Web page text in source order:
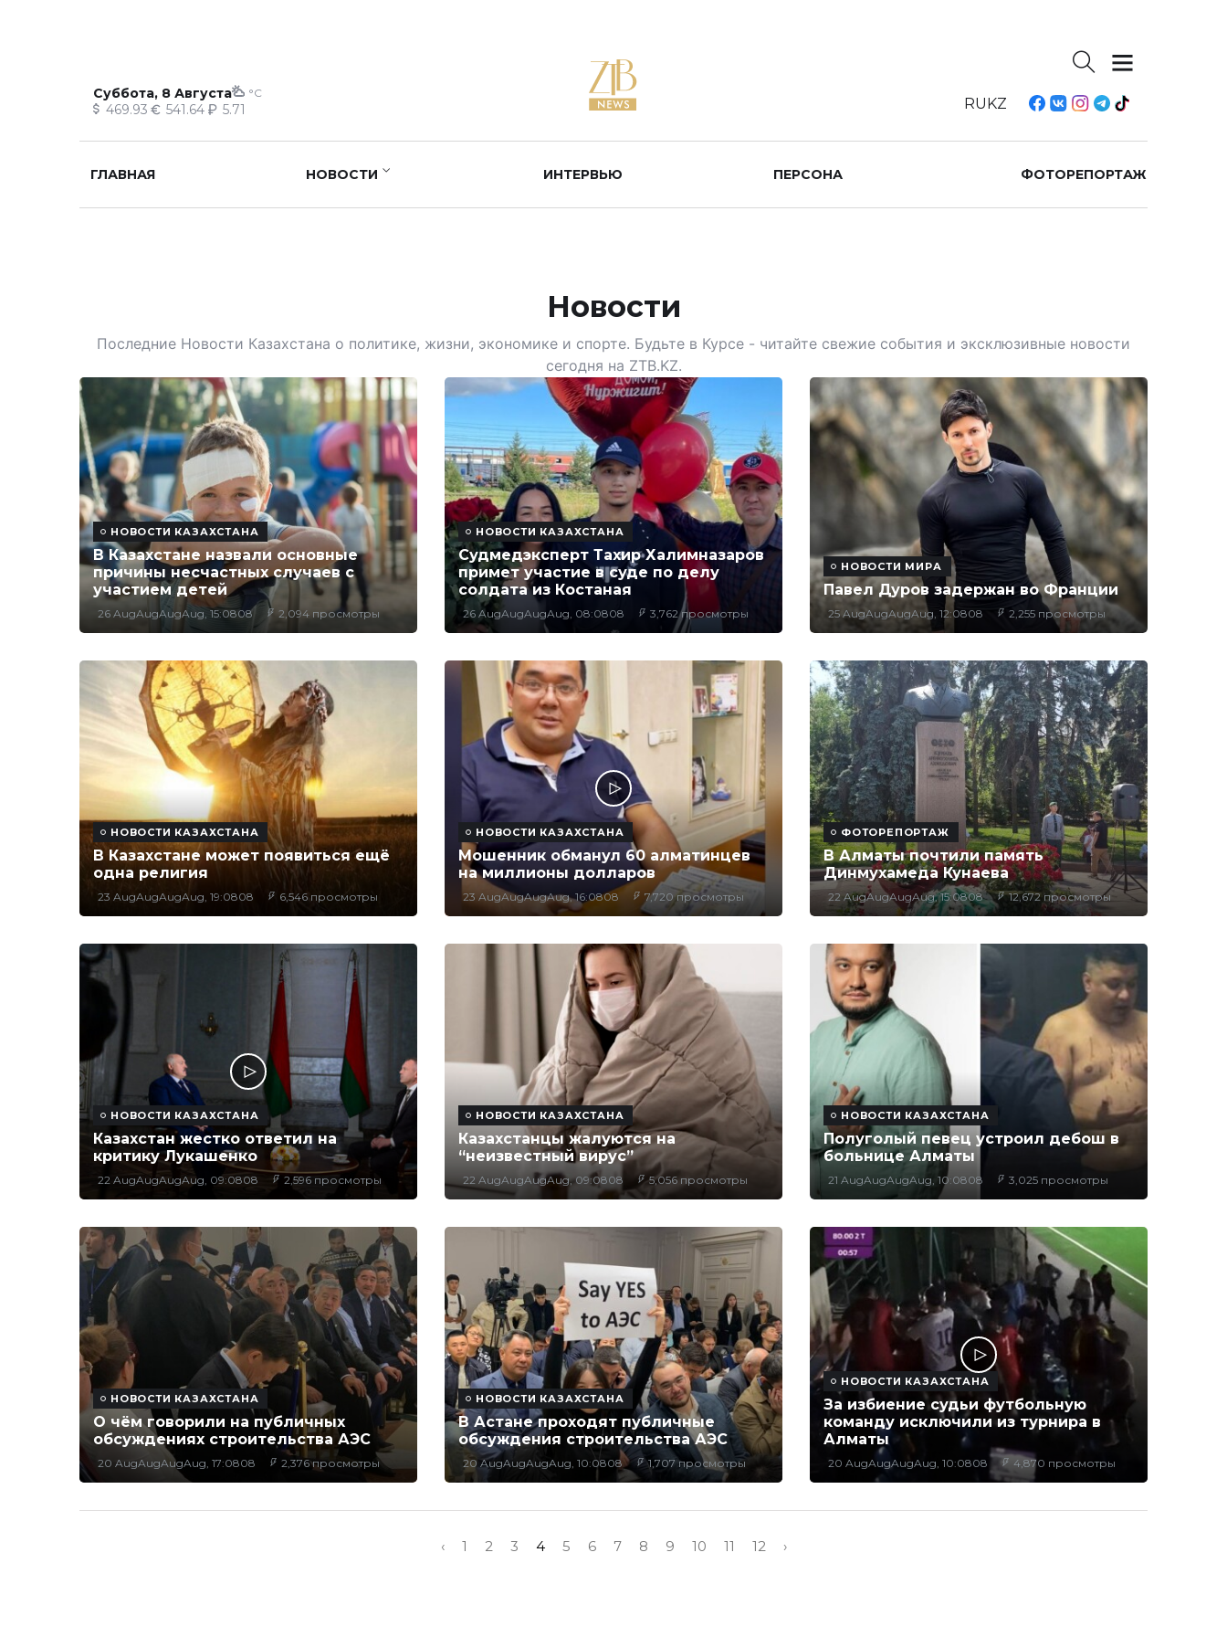
Суббота, 8 Августа °C
469.93 541.64 5.71 RUKZ
ГЛАВНАЯ НОВОСТИ ИНТЕРВЬЮ ПЕРСОНА ФОТОРЕПОРТАЖ
Новости
Последние Новости Казахстана о политике, жизни, экономике и спорте. Будьте в Курсе - читайте свежие события и эксклюзивные новости
сегодня на ZTB.KZ.
НОВОСТИ КАЗАХСТАНА
В Казахстане назвали основные
причины несчастных случаев с
участием детей
26 AugAugAugAug, 15:0808 2,094 просмотры
НОВОСТИ КАЗАХСТАНА
Судмедэксперт Тахир Халимназаров
примет участие в суде по делу
солдата из Костаная
26 AugAugAugAug, 08:0808 3,762 просмотры
НОВОСТИ МИРА
Павел Дуров задержан во Франции
25 AugAugAugAug, 12:0808 2,255 просмотры
НОВОСТИ КАЗАХСТАНА
В Казахстане может появиться ещё
одна религия
23 AugAugAugAug, 19:0808 6,546 просмотры
НОВОСТИ КАЗАХСТАНА
Мошенник обманул 60 алматинцев
на миллионы долларов
23 AugAugAugAug, 16:0808 7,720 просмотры
ФОТОРЕПОРТАЖ
В Алматы почтили память
Динмухамеда Кунаева
22 AugAugAugAug, 15:0808 12,672 просмотры
НОВОСТИ КАЗАХСТАНА
Казахстан жестко ответил на
критику Лукашенко
22 AugAugAugAug, 09:0808 2,596 просмотры
НОВОСТИ КАЗАХСТАНА
Казахстанцы жалуются на
“неизвестный вирус”
22 AugAugAugAug, 09:0808 5,056 просмотры
НОВОСТИ КАЗАХСТАНА
Полуголый певец устроил дебош в
больнице Алматы
21 AugAugAugAug, 10:0808 3,025 просмотры
НОВОСТИ КАЗАХСТАНА
О чём говорили на публичных
обсуждениях строительства АЭС
20 AugAugAugAug, 17:0808 2,376 просмотры
НОВОСТИ КАЗАХСТАНА
В Астане проходят публичные
обсуждения строительства АЭС
20 AugAugAugAug, 10:0808 1,707 просмотры
НОВОСТИ КАЗАХСТАНА
За избиение судьи футбольную
команду исключили из турнира в
Алматы
20 AugAugAugAug, 10:0808 4,870 просмотры
‹ 1 2 3 4 5 6 7 8 9 10 11 12 ›